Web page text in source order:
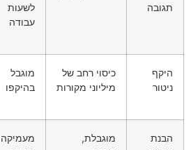
תגובה
לשעות
עבודה
היקף
ניטור
כיסוי רחב של
מיליוני מקורות
מוגבל
בהיקפו
הבנת
מוגבלת,
מעמיקה